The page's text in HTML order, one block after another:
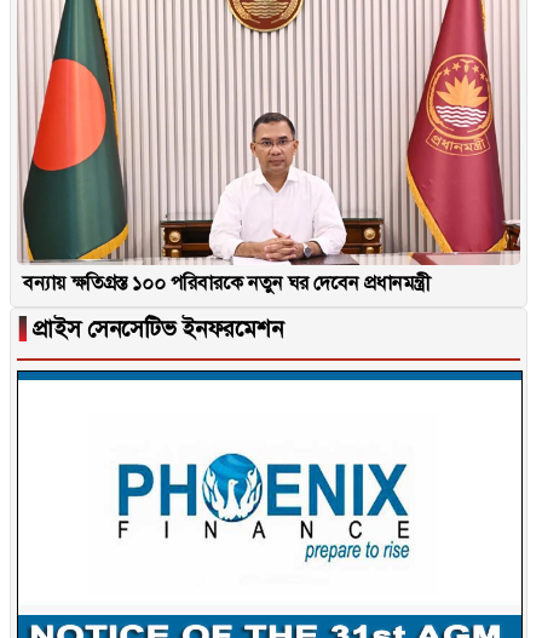
বন্যায় ক্ষতিগ্রস্ত ১০০ পরিবারকে নতুন ঘর দেবেন প্রধানমন্ত্রী
▐ প্রাইস সেনসেটিভ ইনফরমেশন